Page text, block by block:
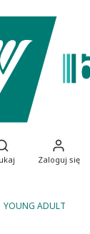
Otwórz wyszukiwarkę
Zaloguj się
YOUNG ADULT